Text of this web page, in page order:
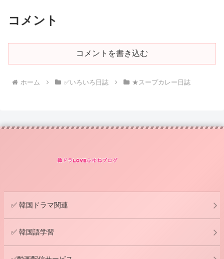
コメント
コメントを書き込む
ホーム ✅いろいろ日誌 ★スープカレー日誌
✅ 韓国ドラマ関連
✅ 韓国語学習